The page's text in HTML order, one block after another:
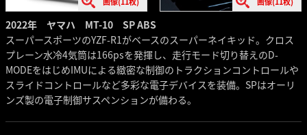
2022年 ヤマハ MT-10 SP ABS
スーパースポーツのYZF-R1がベースのスーパーネイキッド。クロス
プレーン水冷4気筒は166psを発揮し、走行モード切り替えのD-
MODEをはじめIMUによる緻密な制御のトラクションコントロールや
スライドコントロールなど多彩な電子デバイスを装備。SPはオーリ
ンズ製の電子制御サスペンションが備わる。